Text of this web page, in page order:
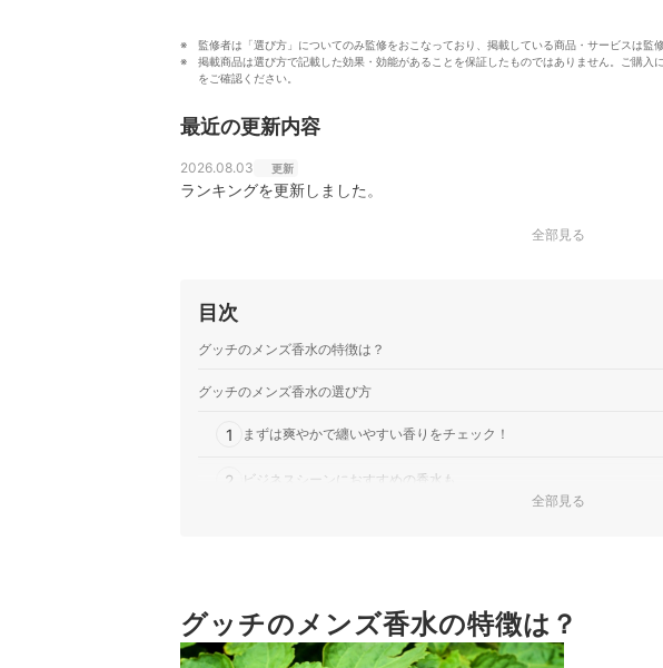
監修者は「選び方」についてのみ監修をおこなっており、掲載している商品・サービスは監
掲載商品は選び方で記載した効果・効能があることを保証したものではありません。ご購入
をご確認ください。
最近の更新内容
2026.08.03 更新
ランキングを更新しました。
全部見る
目次
グッチのメンズ香水の特徴は？
グッチのメンズ香水の選び方
1 まずは爽やかで纏いやすい香りをチェック！
2 ビジネスシーンにおすすめの香水も
恋人や奥様とお揃いのブランド香水をつけるのも◎
グッチのメンズ香水の売れ筋ランキングもチェック！
全部見る
グッチのメンズ香水の特徴は？